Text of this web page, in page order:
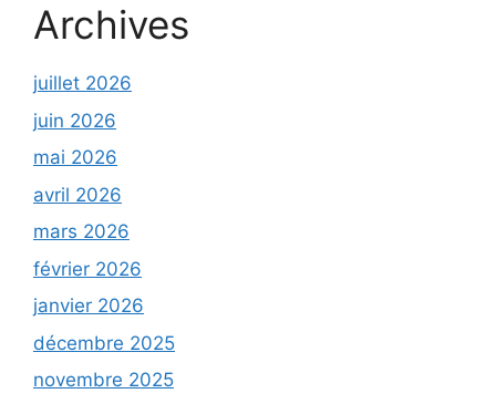
Archives
juillet 2026
juin 2026
mai 2026
avril 2026
mars 2026
février 2026
janvier 2026
décembre 2025
novembre 2025